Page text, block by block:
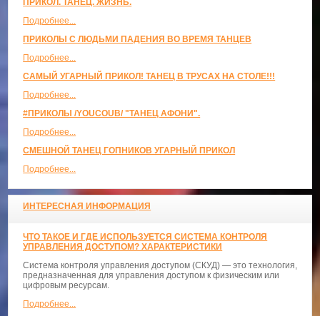
Подробнее...
ПРИКОЛЫ С ЛЮДЬМИ ПАДЕНИЯ ВО ВРЕМЯ ТАНЦЕВ
Подробнее...
САМЫЙ УГАРНЫЙ ПРИКОЛ! ТАНЕЦ В ТРУСАХ НА СТОЛЕ!!!
Подробнее...
#ПРИКОЛЫ /YOUCOUB/ "ТАНЕЦ АФОНИ".
Подробнее...
СМЕШНОЙ ТАНЕЦ ГОПНИКОВ УГАРНЫЙ ПРИКОЛ
Подробнее...
ИНТЕРЕСНАЯ ИНФОРМАЦИЯ
ЧТО ТАКОЕ И ГДЕ ИСПОЛЬЗУЕТСЯ СИСТЕМА КОНТРОЛЯ
УПРАВЛЕНИЯ ДОСТУПОМ? ХАРАКТЕРИСТИКИ
Система контроля управления доступом (СКУД) — это технология,
предназначенная для управления доступом к физическим или
цифровым ресурсам.
Подробнее...